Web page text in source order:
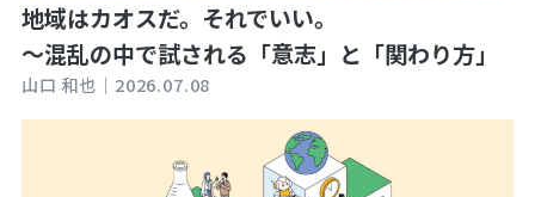
地域はカオスだ。それでいい。
～混乱の中で試される「意志」と「関わり方」
山口 和也｜ 2026.07.08